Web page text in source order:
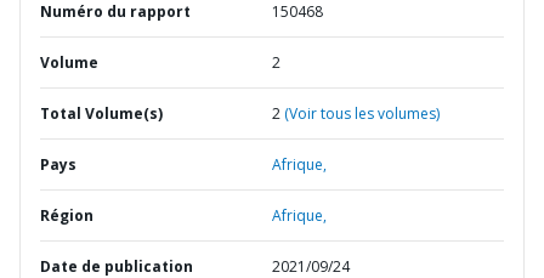
Numéro du rapport 150468
Volume 2
Total Volume(s) 2 (Voir tous les volumes)
Pays Afrique,
Région Afrique,
Date de publication 2021/09/24